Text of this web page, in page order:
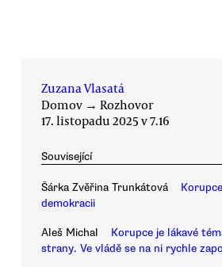
Zuzana Vlasatá
Domov → Rozhovor
17. listopadu 2025 v 7.16
Související
Šárka Zvěřina Trunkátová
demokracii
Aleš Michal
Korupce je lákavé
strany. Ve vládě se na ni rychle